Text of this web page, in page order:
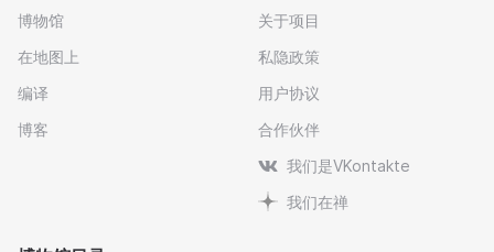
博物馆
在地图上
编译
博客
关于项目
私隐政策
用户协议
合作伙伴
我们是VKontakte
我们在禅